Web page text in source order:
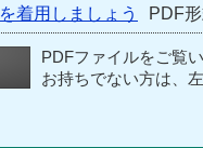
着用しましょう PDF
PDFファイルをご覧
お持ちでない方は、